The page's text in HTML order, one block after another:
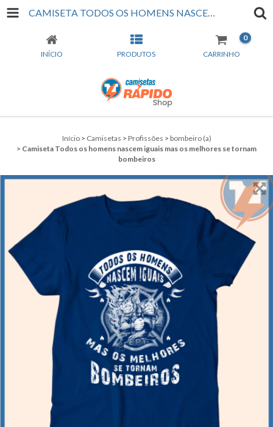
CAMISETA TODOS OS HOMENS NASCEM IGUAIS MAS OS MELHORES SE TORNAM BOMBEIROS
INÍCIO PRODUTOS CARRINHO
0
Início > Camisetas > Profissões > bombeiro (a)
> Camiseta Todos os homens nascem iguais mas os melhores se tornam
bombeiros